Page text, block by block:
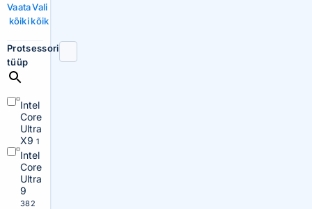
Vaata
kõiki
Vali
kõik
Protsessori
tüüp
Intel
Core
Ultra
X91
Intel
Core
Ultra
9
382